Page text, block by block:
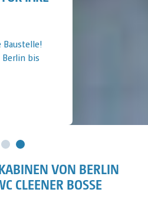
bis
VON BERLIN
CLEENER BOSSE